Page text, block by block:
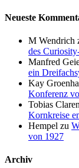
Neueste
M Wendrich
des
Manfred
ein
Kay
Konferenz
Tobias Claren
Kornkreise
Hempel zu
von 1927
Archiv